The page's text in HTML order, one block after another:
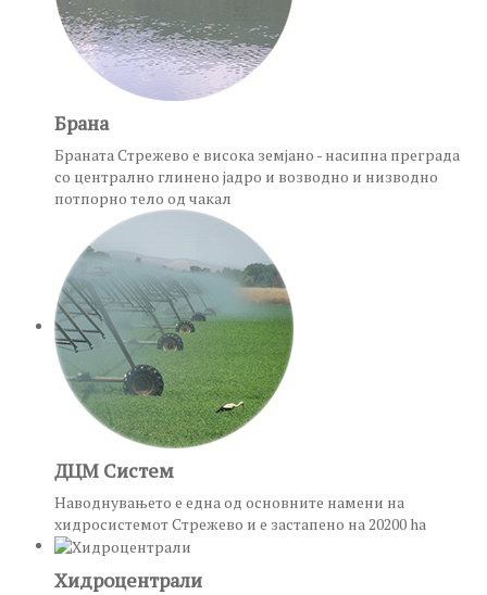
Брана
Браната Стрежево е висока земјано - насипна преграда
со централно глинено јадро и возводно и низводно
потпорно тело од чакал
ДЦМ Систем
Наводнувањето е една од основните намени на
хидросистемот Стрежево и е застапено на 20200 ha
Хидроцентрали